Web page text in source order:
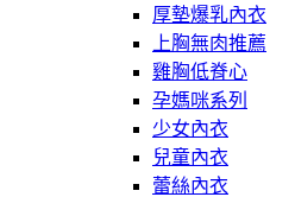
厚墊爆乳內衣
上胸無肉推薦
雞胸低脊心
孕媽咪系列
少女內衣
兒童內衣
蕾絲內衣